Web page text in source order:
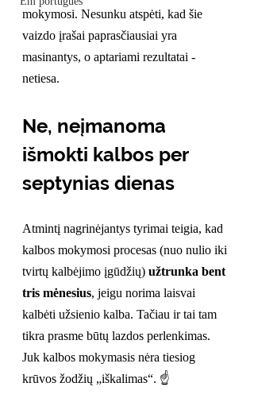
mokymosi. Nesunku atspėti, kad šie
vaizdo įrašai paprasčiausiai yra
masinantys, o aptariami rezultatai -
netiesa.
Ne, neįmanoma
išmokti kalbos per
septynias dienas
Atmintį nagrinėjantys tyrimai teigia, kad
kalbos mokymosi procesas (nuo nulio iki
tvirtų kalbėjimo įgūdžių) užtrunka bent
tris mėnesius, jeigu norima laisvai
kalbėti užsienio kalba. Tačiau ir tai tam
tikra prasme būtų lazdos perlenkimas.
Juk kalbos mokymasis nėra tiesiog
krūvos žodžių „iškalimas“. ☝️